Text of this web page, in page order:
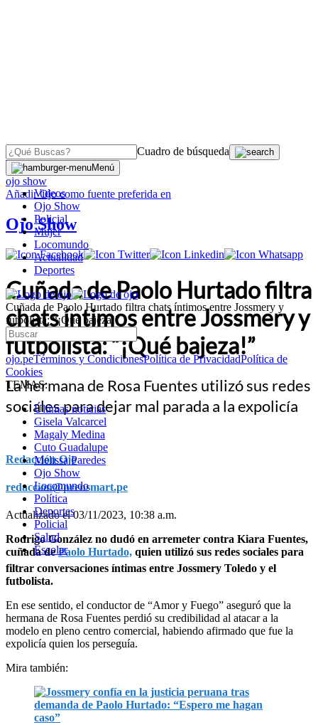
Cuadro de búsqueda
Menú
Videos
Ojo Show
Policial
Mujer
Locomundo
Actualidad
Deportes
Cuñada de Paolo Hurtado filtra chats íntimos entre Jossmery y
futbolista: “¡Qué bajeza!”
ojo.peTérminos y CondicionesPolítica de PrivacidadPolítica de
Cookies
TEMAS:
Últimas noticias
Gisela Valcarcel
Magaly Medina
Cuto Guadalupe
Melissa Paredes
Ojo Show
Locomundo
Política
Deportes
Policial
Salud
Escolar
OJO
ojo show
AñadirOjocomo fuente preferida en
Ojo Show
Cuñada de Paolo Hurtado filtra
chats íntimos entre Jossmery y
futbolista: “¡Qué bajeza!”
La hermana de Rosa Fuentes utilizó sus redes
sociales para dejar mal parada a la expolicía
Redacción Ojo
redaccion@prensmart.pe
Actualizado el 03/11/2023, 10:38 a.m.
Rodrigo González no dudó en arremeter contra Kiara Fuentes,
cuñada dePaolo Hurtado, quien utilizó sus redes sociales para
filtrar conversaciones íntimas entre Jossmery Toledo y el
futbolista.
En ese sentido, el conductor de “Amor y Fuego” aseguró que la
hermana de Rosa Fuentes perdió su credibilidad al atacar a la
modelo en pleno centro comercial, habiendo afirmado que fue la
expolicía quien los perseguía.
Mira también: